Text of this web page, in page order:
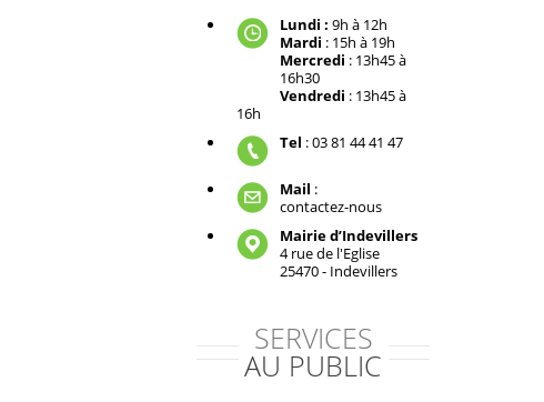
Lundi : 9h à 12h
Mardi : 15h à 19h
Mercredi : 13h45 à
16h30
Vendredi : 13h45 à
16h
Tel : 03 81 44 41 47
Mail :
contactez-nous
Mairie d’Indevillers
4 rue de l'Eglise
25470 - Indevillers
SERVICES
AU PUBLIC